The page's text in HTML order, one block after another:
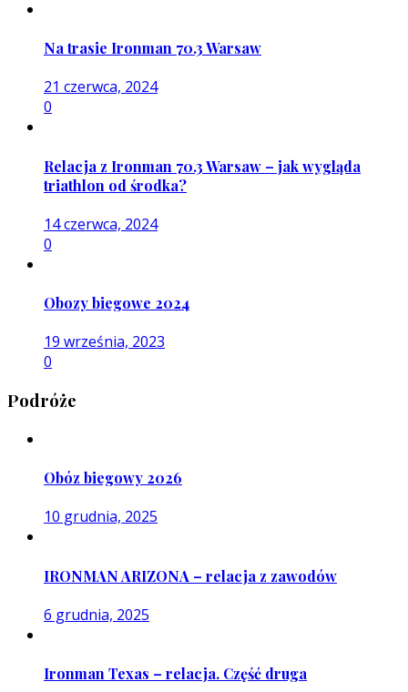
Na trasie Ironman 70.3 Warsaw
21 czerwca, 2024
0
Relacja z Ironman 70.3 Warsaw – jak wygląda
triathlon od środka?
14 czerwca, 2024
0
Obozy biegowe 2024
19 września, 2023
0
Podróże
Obóz biegowy 2026
10 grudnia, 2025
IRONMAN ARIZONA – relacja z zawodów
6 grudnia, 2025
Ironman Texas – relacja. Część druga